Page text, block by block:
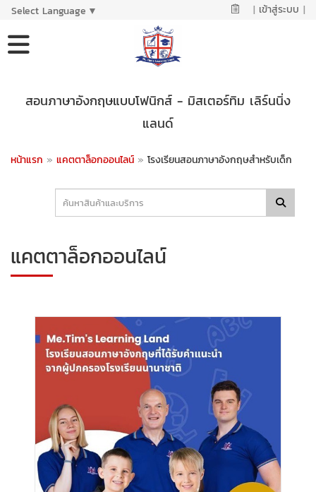
Select Language ▼ | เข้าสู่ระบบ |
สอนภาษาอังกฤษแบบโฟนิกส์ - มิสเตอร์ทิม เลิร์นนิ่ง
แลนด์
หน้าแรก » แคตตาล็อกออนไลน์ » โรงเรียนสอนภาษาอังกฤษสำหรับเด็ก
แคตตาล็อกออนไลน์